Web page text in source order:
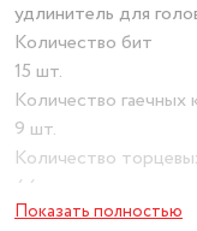
удлинитель для
Количество бит
15 шт.
Количество
9 шт.
Количество
44 шт.
Размеры кейса
Показать полностью